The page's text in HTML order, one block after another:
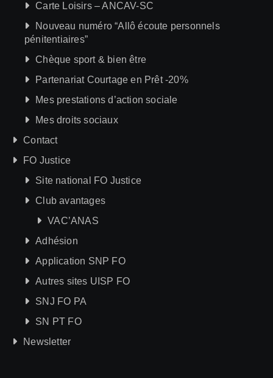
Carte Loisirs – ANCAV-SC
Nouveau numéro “Allô écoute personnels
pénitentiaires”
Chèque sport & bien être
Partenariat Courtage en Prêt -20%
Mes prestations d’action sociale
Mes droits sociaux
Contact
FO Justice
Site national FO Justice
Club avantages
VAC’ANAS
Adhésion
Application SNP FO
Autres sites UISP FO
SNJ FO PA
SN PT FO
Newsletter